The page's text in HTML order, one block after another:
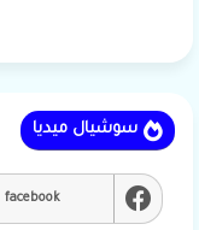
سوشيال ميديا
facebook